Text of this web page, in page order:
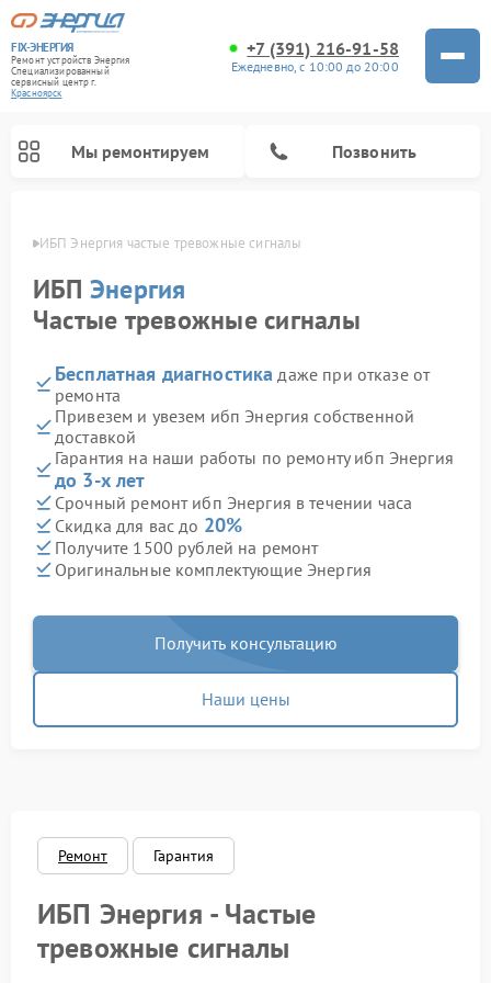
FIX-ЭНЕРГИЯ
Ремонт устройств Энергия
Специализированный
cервисный центр г.
Красноярск
+7 (391) 216-91-58
Ежедневно, с 10:00 до 20:00
Мы ремонтируем Позвонить
ИБП Энергия частые тревожные сигналы
ИБП Энергия
Частые тревожные сигналы
Бесплатная диагностика даже при отказе от
ремонта
Привезем и увезем ибп Энергия собственной
доставкой
Гарантия на наши работы по ремонту ибп Энергия
до 3-х лет
Срочный ремонт ибп Энергия в течении часа
Скидка для вас до 20%
Получите 1500 рублей на ремонт
Оригинальные комплектующие Энергия
Получить консультацию
Наши цены
Ремонт Гарантия
ИБП Энергия - Частые
тревожные сигналы